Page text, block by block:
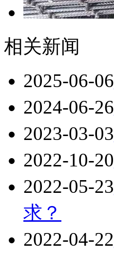
相关新闻
2025-06-06
2024-06-26
2023-03-03
2022-10-20
2022-05-23
求？
2022-04-22